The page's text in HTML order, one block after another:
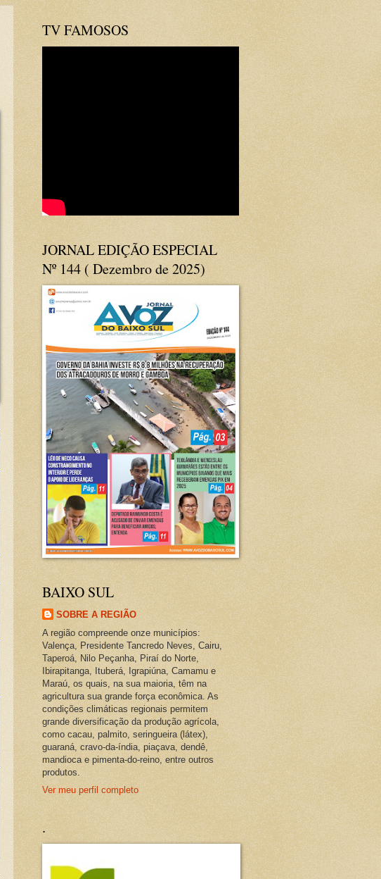
TV FAMOSOS
JORNAL EDIÇÃO ESPECIAL
Nº 144 ( Dezembro de 2025)
BAIXO SUL
SOBRE A REGIÃO
A região compreende onze municípios:
Valença, Presidente Tancredo Neves, Cairu,
Taperoá, Nilo Peçanha, Piraí do Norte,
Ibirapitanga, Ituberá, Igrapiúna, Camamu e
Maraú, os quais, na sua maioria, têm na
agricultura sua grande força econômica. As
condições climáticas regionais permitem
grande diversificação da produção agrícola,
como cacau, palmito, seringueira (látex),
guaraná, cravo-da-índia, piaçava, dendê,
mandioca e pimenta-do-reino, entre outros
produtos.
Ver meu perfil completo
.